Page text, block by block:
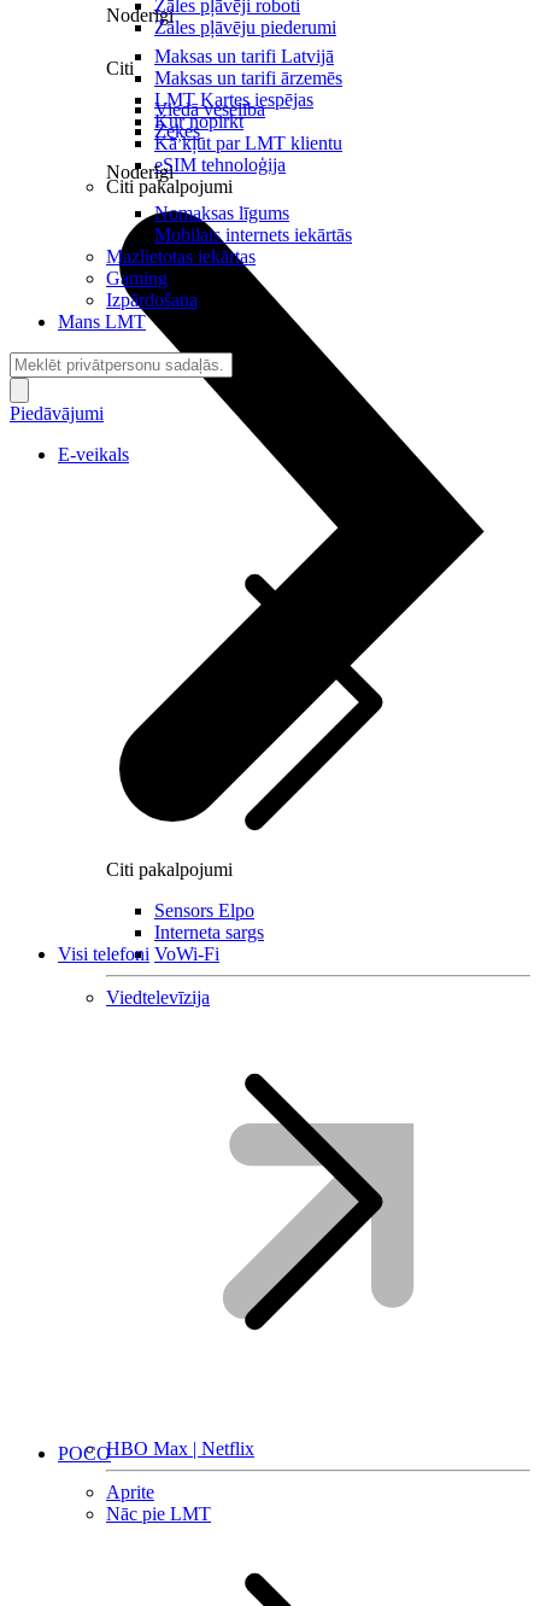
Noderīgi
Maksas un tarifi Latvijā
Maksas un tarifi ārzemēs
LMT Kartes iespējas
Kur nopirkt
Kā kļūt par LMT klientu
eSIM tehnoloģija
Citi pakalpojumi
Citi pakalpojumi
Sensors Elpo
Interneta sargs
VoWi-Fi
Viedtelevīzija
HBO Max | Netflix
Aprite
Nāc pie LMT
Zāles pļāvēji roboti
Zāles pļāvēju piederumi
Citi
Viedā veselība
Zeķes
Noderīgi
Nomaksas līgums
Mobilais internets iekārtās
Mazlietotas iekārtas
Gaming
Izpārdošana
Mans LMT
Piedāvājumi
E-veikals
Visi telefoni
POCO